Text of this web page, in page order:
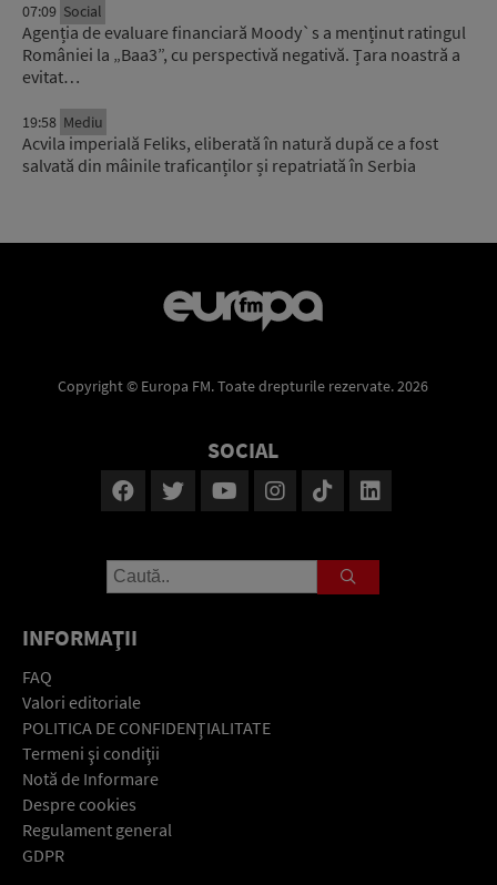
07:09 Social
Agenția de evaluare financiară Moody`s a menținut ratingul
României la „Baa3”, cu perspectivă negativă. Țara noastră a
evitat…
19:58 Mediu
Acvila imperială Feliks, eliberată în natură după ce a fost
salvată din mâinile traficanților și repatriată în Serbia
Copyright © Europa FM. Toate drepturile rezervate. 2026
SOCIAL
INFORMAŢII
FAQ
Valori editoriale
POLITICA DE CONFIDENŢIALITATE
Termeni şi condiţii
Notă de Informare
Despre cookies
Regulament general
GDPR